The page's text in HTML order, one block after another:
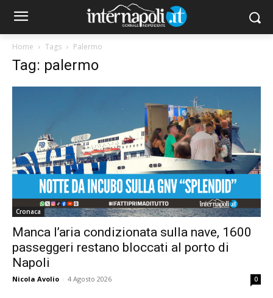
Home Tags Palermo
Tag: palermo
Cronaca
Manca l’aria condizionata sulla nave, 1600
passeggeri restano bloccati al porto di
Napoli
Nicola Avolio - 4 Agosto 2026 0